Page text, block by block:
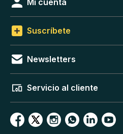
Suscríbete
Newsletters
Servicio al cliente